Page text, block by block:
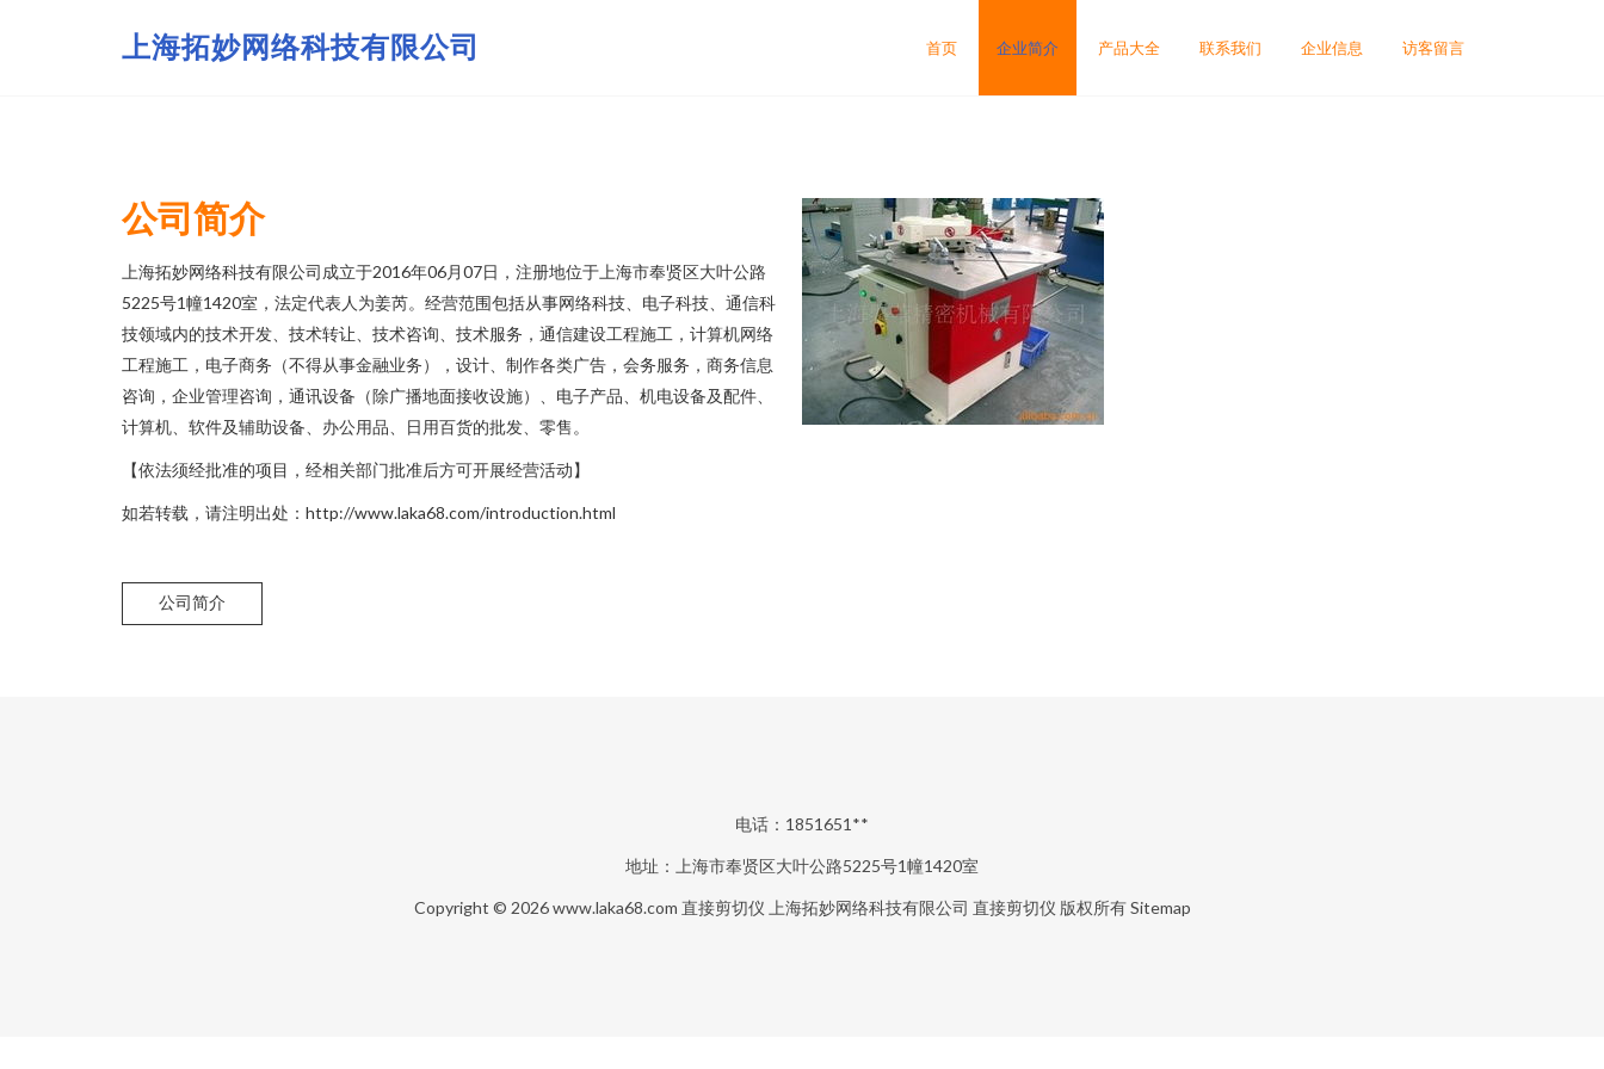
上海拓妙网络科技有限公司 首页 企业简介 产品大全 联系我们 企业信息 访客留言
公司简介
上海拓妙网络科技有限公司成立于2016年06月07日，注册地位于上海市奉贤区大叶公路
5225号1幢1420室，法定代表人为姜芮。经营范围包括从事网络科技、电子科技、通信科
技领域内的技术开发、技术转让、技术咨询、技术服务，通信建设工程施工，计算机网络
工程施工，电子商务（不得从事金融业务），设计、制作各类广告，会务服务，商务信息
咨询，企业管理咨询，通讯设备（除广播地面接收设施）、电子产品、机电设备及配件、
计算机、软件及辅助设备、办公用品、日用百货的批发、零售。
【依法须经批准的项目，经相关部门批准后方可开展经营活动】
如若转载，请注明出处：http://www.laka68.com/introduction.html
公司简介
电话：1851651**
地址：上海市奉贤区大叶公路5225号1幢1420室
Copyright © 2026www.laka68.com 直接剪切仪 上海拓妙网络科技有限公司 直接剪切仪 版权所有Sitemap